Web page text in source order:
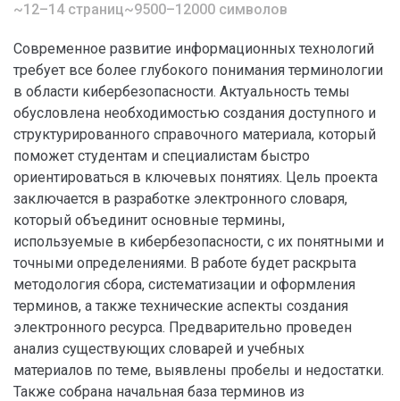
~12–14 страниц~9500–12000 символов
Современное развитие информационных технологий
требует все более глубокого понимания терминологии
в области кибербезопасности. Актуальность темы
обусловлена необходимостью создания доступного и
структурированного справочного материала, который
поможет студентам и специалистам быстро
ориентироваться в ключевых понятиях. Цель проекта
заключается в разработке электронного словаря,
который объединит основные термины,
используемые в кибербезопасности, с их понятными и
точными определениями. В работе будет раскрыта
методология сбора, систематизации и оформления
терминов, а также технические аспекты создания
электронного ресурса. Предварительно проведен
анализ существующих словарей и учебных
материалов по теме, выявлены пробелы и недостатки.
Также собрана начальная база терминов из